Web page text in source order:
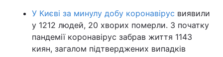
У Києві за минулу добу коронавірус виявили
у 1212 людей, 20 хворих померли. З початку
пандемії коронавірус забрав життя 1143
киян, загалом підтверджених випадків